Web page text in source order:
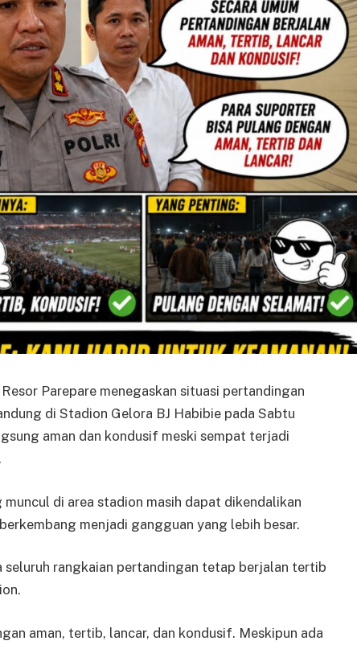
Parepare menegaskan situasi pertandingan
di Stadion Gelora BJ Habibie pada Sabtu
aman dan kondusif meski sempat terjadi
di area stadion masih dapat dikendalikan
menjadi gangguan yang lebih besar.
seluruh rangkaian pertandingan tetap berjalan tertib
aman, tertib, lancar, dan kondusif. Meskipun ada